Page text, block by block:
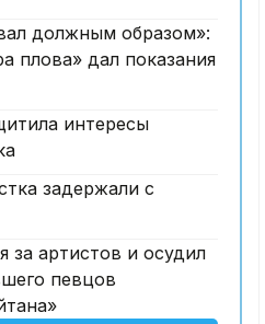
должным образом»:
плова» дал показания
интересы
задержали с
за артистов и осудил
певцов